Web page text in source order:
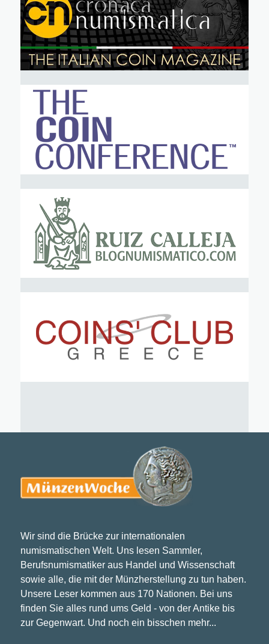
Wir sind die Brücke zur internationalen
numismatischen Welt. Uns lesen Sammler,
Berufsnumismatiker aus Handel und Wissenschaft
sowie alle, die mit der Münzherstellung zu tun haben.
Unsere Leser kommen aus 170 Nationen. Bei uns
finden Sie alles rund ums Geld - von der Antike bis
zur Gegenwart. Und noch ein bisschen mehr...